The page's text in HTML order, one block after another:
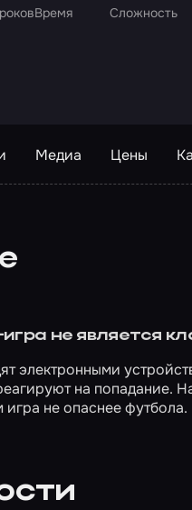
Время Сложность
Медиа Цены
не является
электронными
на попадание.
не опаснее футбола.